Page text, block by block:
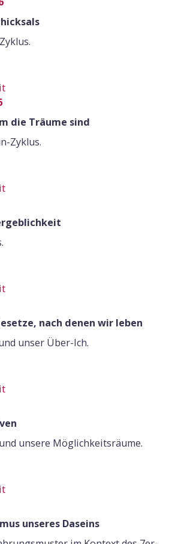
die Träume sind
Zyklus.
nach denen wir leben
unser Über-Ich.
unsere Möglichkeitsräume.
unseres Daseins